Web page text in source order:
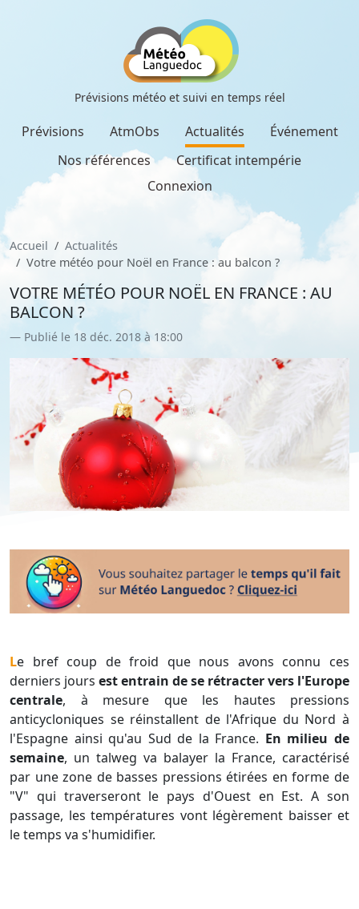
Prévisions météo et suivi en temps réel
Prévisions AtmObs Actualités
Événement
Nos références
Certificat intempérie
Connexion
Accueil
Actualités
Votre météo pour Noël en France : au balcon ?
VOTRE MÉTÉO POUR NOËL EN FRANCE : AU
BALCON ?
Publié le 18 déc. 2018 à 18:00
Le bref coup de froid que nous avons connu ces
derniers jours est entrain de se rétracter vers l'Europe
centrale, à mesure que les hautes pressions
anticycloniques se réinstallent de l'Afrique du Nord à
l'Espagne ainsi qu'au Sud de la France. En milieu de
semaine, un talweg va balayer la France, caractérisé
par une zone de basses pressions étirées en forme de
"V" qui traverseront le pays d'Ouest en Est. A son
passage, les températures vont légèrement baisser et
le temps va s'humidifier.